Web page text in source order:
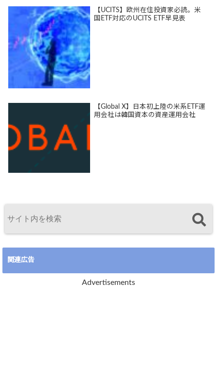
【UCITS】欧州在住投資家必読。米
国ETF対応のUCITS ETF早見表
【Global X】日本初上陸の米系ETF運
用会社は韓国資本の資産運用会社
関連広告
Advertisements